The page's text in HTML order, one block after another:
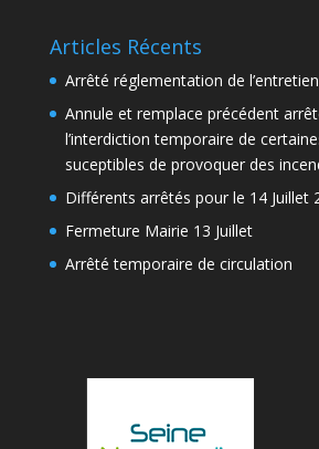
Articles Récents
Arrêté réglementation de
Annule et remplace précédent
l’interdiction temporaire de
suceptibles de provoquer des
Différents arrêtés pour le 14 Juillet
Fermeture Mairie 13 Juillet
Arrêté temporaire de circulation